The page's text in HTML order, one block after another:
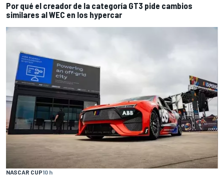
Por qué el creador de la categoría GT3 pide cambios
similares al WEC en los hypercar
NASCAR CUP10 h